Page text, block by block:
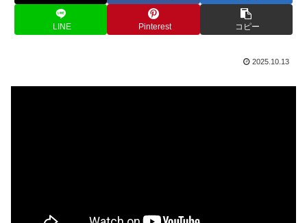
LINE Pinterest コピー
2025.10.13